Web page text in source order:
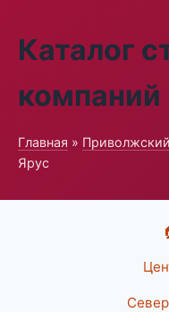
Каталог
компаний
Главная »
Ярус